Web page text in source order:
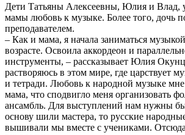
Дети Татьяны Алексеевны, Юлия и Влад,
мамы любовь к музыке. Более того, дочь
преподавателем.
– Как и мама, я начала заниматься
возрасте. Освоила аккордеон и
инструменты, – рассказывает Юлия
растворяюсь в этом мире, где царствует
и тетради. Любовь к народной музыке
мама, что сподвигло меня организовать
ансамбль. Для выступлений нам нужны
основу шили мастера, то русские
вышивали мы вместе с учениками.